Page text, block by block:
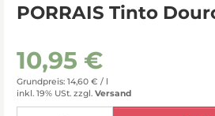
PORRAIS Tinto
10,95 €
Grundpreis: 14,60 € / l
inkl. 19% USt. zzgl. Versand